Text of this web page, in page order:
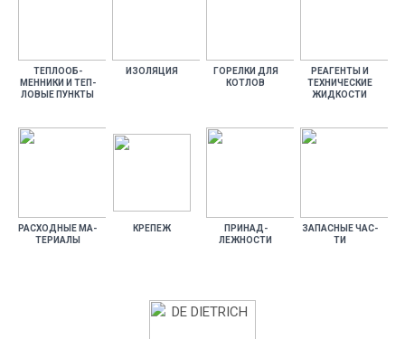
ТЕП­ЛО­ОБ­
МЕННИ­КИ И ТЕП­
ЛО­ВЫЕ ПУН­КТЫ
ИЗО­ЛЯЦИЯ
ГО­РЕЛ­КИ ДЛЯ
КОТ­ЛОВ
РЕ­АГЕН­ТЫ И
ТЕХ­НИ­ЧЕС­КИЕ
ЖИД­КОСТИ
РАС­ХОДНЫЕ МА­
ТЕРИ­АЛЫ
КРЕ­ПЕЖ
ПРИ­НАД­
ЛЕЖНОС­ТИ
ЗА­ПАС­НЫЕ ЧАС­
ТИ